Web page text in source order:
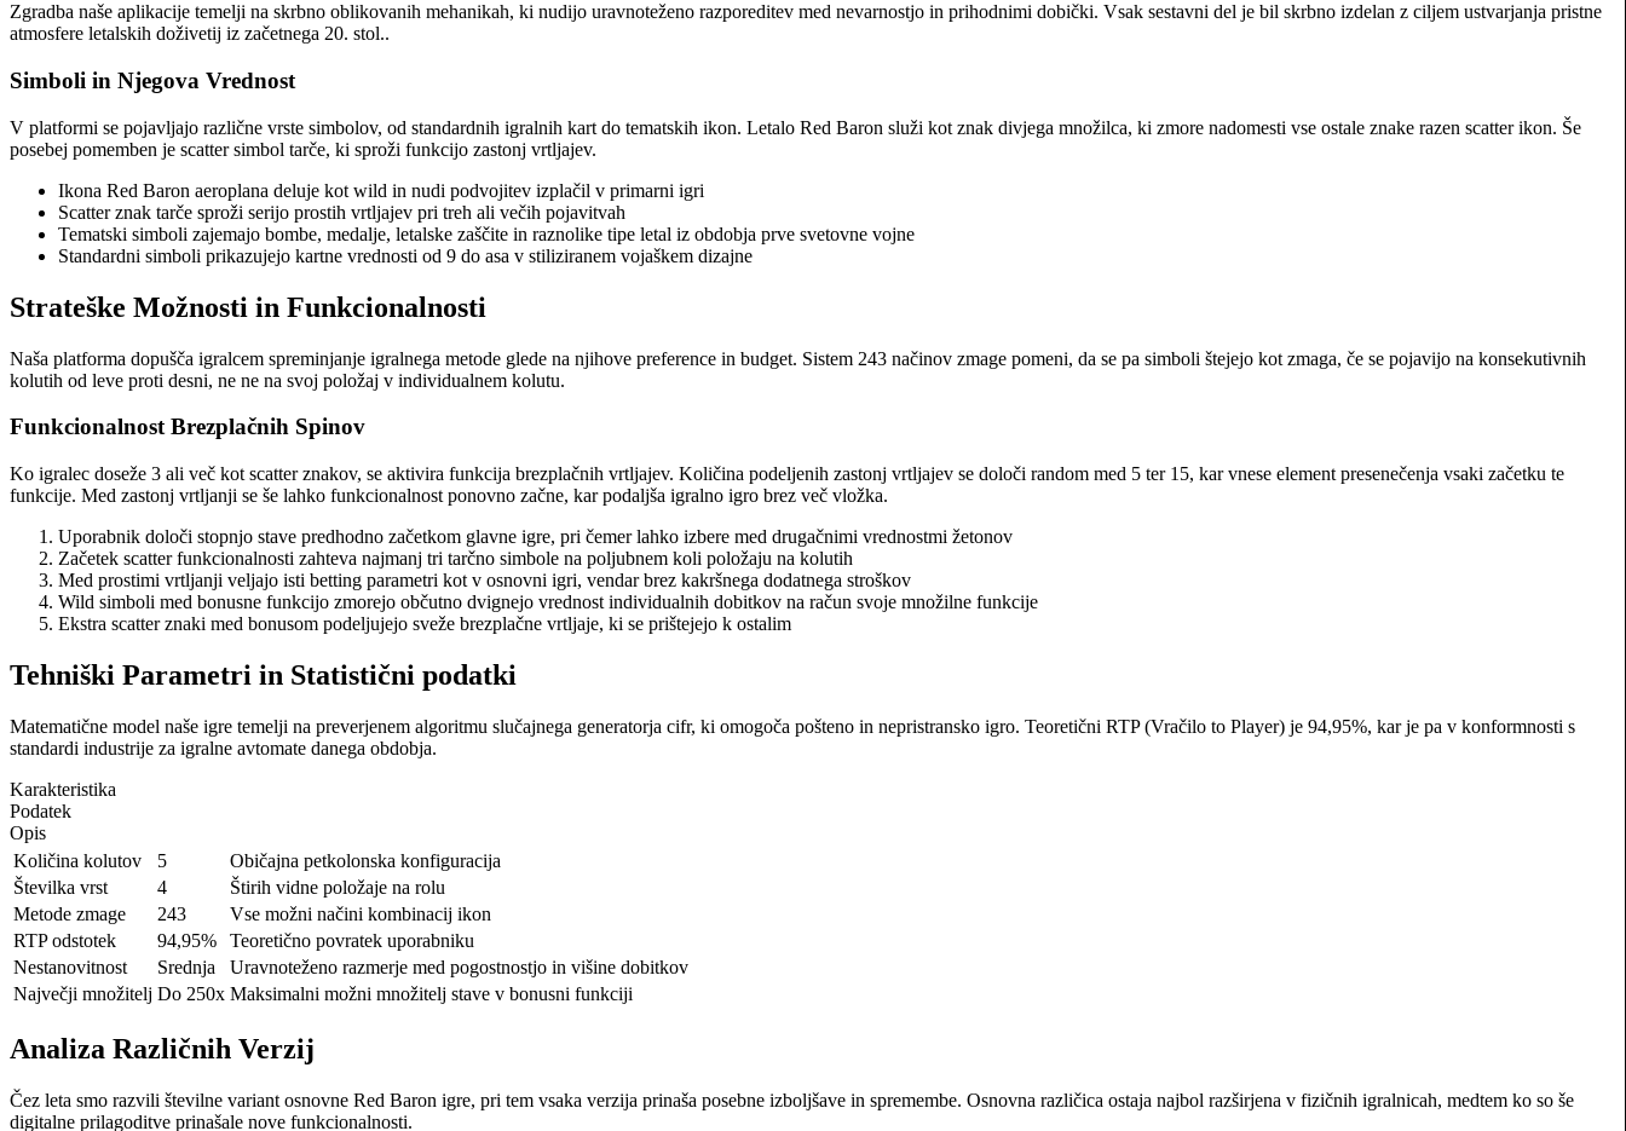
Zgradba naše aplikacije temelji na skrbno oblikovanih mehanikah, ki nudijo uravnoteženo razporeditev med nevarnostjo in prihodnimi dobički. Vsak sestavni del je bil skrbno izdelan z ciljem ustvarjanja pristne
atmosfere letalskih doživetij iz začetnega 20. stol..
Simboli in Njegova Vrednost
V platformi se pojavljajo različne vrste simbolov, od standardnih igralnih kart do tematskih ikon. Letalo Red Baron služi kot znak divjega množilca, ki zmore nadomesti vse ostale znake razen scatter ikon. Še
posebej pomemben je scatter simbol tarče, ki sproži funkcijo zastonj vrtljajev.
Ikona Red Baron aeroplana deluje kot wild in nudi podvojitev izplačil v primarni igri
Scatter znak tarče sproži serijo prostih vrtljajev pri treh ali večih pojavitvah
Tematski simboli zajemajo bombe, medalje, letalske zaščite in raznolike tipe letal iz obdobja prve svetovne vojne
Standardni simboli prikazujejo kartne vrednosti od 9 do asa v stiliziranem vojaškem dizajne
Strateške Možnosti in Funkcionalnosti
Naša platforma dopušča igralcem spreminjanje igralnega metode glede na njihove preference in budget. Sistem 243 načinov zmage pomeni, da se pa simboli štejejo kot zmaga, če se pojavijo na konsekutivnih
kolutih od leve proti desni, ne ne na svoj položaj v individualnem kolutu.
Funkcionalnost Brezplačnih Spinov
Ko igralec doseže 3 ali več kot scatter znakov, se aktivira funkcija brezplačnih vrtljajev. Količina podeljenih zastonj vrtljajev se določi random med 5 ter 15, kar vnese element presenečenja vsaki začetku te
funkcije. Med zastonj vrtljanji se še lahko funkcionalnost ponovno začne, kar podaljša igralno igro brez več vložka.
Uporabnik določi stopnjo stave predhodno začetkom glavne igre, pri čemer lahko izbere med drugačnimi vrednostmi žetonov
Začetek scatter funkcionalnosti zahteva najmanj tri tarčno simbole na poljubnem koli položaju na kolutih
Med prostimi vrtljanji veljajo isti betting parametri kot v osnovni igri, vendar brez kakršnega dodatnega stroškov
Wild simboli med bonusne funkcijo zmorejo občutno dvignejo vrednost individualnih dobitkov na račun svoje množilne funkcije
Ekstra scatter znaki med bonusom podeljujejo sveže brezplačne vrtljaje, ki se prištejejo k ostalim
Tehniški Parametri in Statistični podatki
Matematične model naše igre temelji na preverjenem algoritmu slučajnega generatorja cifr, ki omogoča pošteno in nepristransko igro. Teoretični RTP (Vračilo to Player) je 94,95%, kar je pa v konformnosti s
standardi industrije za igralne avtomate danega obdobja.
Karakteristika
Podatek
Opis
Količina kolutov
5
Običajna petkolonska konfiguracija
Številka vrst
4
Štirih vidne položaje na rolu
Metode zmage
243
Vse možni načini kombinacij ikon
RTP odstotek
94,95%
Teoretično povratek uporabniku
Nestanovitnost
Srednja
Uravnoteženo razmerje med pogostnostjo in višine dobitkov
Največji množitelj Do 250x Maksimalni možni množitelj stave v bonusni funkciji
Analiza Različnih Verzij
Čez leta smo razvili številne variant osnovne Red Baron igre, pri tem vsaka verzija prinaša posebne izboljšave in spremembe. Osnovna različica ostaja najbol razširjena v fizičnih igralnicah, medtem ko so še
digitalne prilagoditve prinašale nove funkcionalnosti.